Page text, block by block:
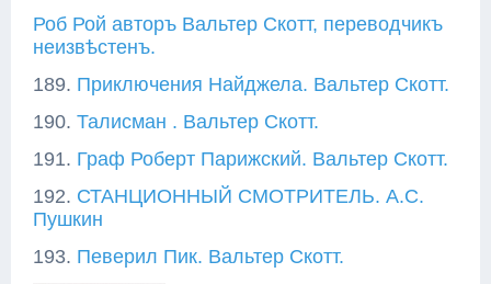
Роб Рой авторъ Вальтер Скотт, переводчикъ
неизвѣстенъ.
189. Приключения Найджела. Вальтер Скотт.
190. Талисман . Вальтер Скотт.
191. Граф Роберт Парижский. Вальтер Скотт.
192. СТАНЦИОННЫЙ СМОТРИТЕЛЬ. А.С.
Пушкин
193. Певерил Пик. Вальтер Скотт.